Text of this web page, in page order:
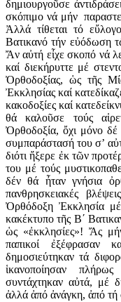
δημιουργοῦσε
σκόπιμο νά μήν
Ἀλλά τίθεται τό
Βατικανό τήν εὐόδωση
Ἄν αὐτή εἶχε σκοπό νά
καί διεκήρυττε μέ
Ὀρθοδοξίας, ὡς τῆς
Ἐκκλησίας καί
κακοδοξίες καί
θά καλοῦσε τούς
Ὀρθοδοξία, ὄχι μόνο δέ
συμπαράστασή του σ’
διότι ἤξερε ἐκ τῶν
του μέ τούς
δέν θά ἦταν γνήσια
πανθρησκειακές
Ὀρθόδοξη Ἐκκλησία μέ
κακέκτυπο τῆς Β΄
ὡς «ἐκκλησίες»! Ἄς
παπικοί ἐξέφρασαν
δημοσιεύτηκαν τά
ἱκανοποίησαν
συντάχτηκαν αὐτά, μέ
ἀλλά ἀπό ἀνάγκη, ἀπό